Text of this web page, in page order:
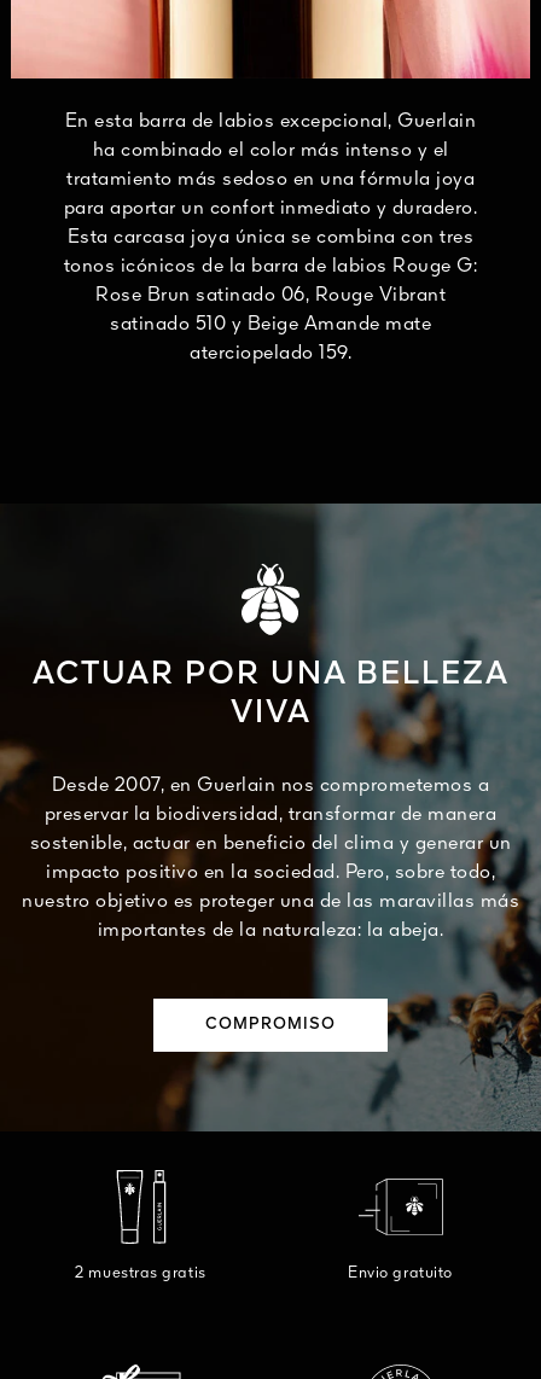
En esta barra de labios excepcional, Guerlain
ha combinado el color más intenso y el
tratamiento más sedoso en una fórmula joya
para aportar un confort inmediato y duradero.
Esta carcasa joya única se combina con tres
tonos icónicos de la barra de labios Rouge G:
Rose Brun satinado 06, Rouge Vibrant
satinado 510 y Beige Amande mate
aterciopelado 159.
ACTUAR POR UNA BELLEZA
VIVA
Desde 2007, en Guerlain nos comprometemos a
preservar la biodiversidad, transformar de manera
sostenible, actuar en beneficio del clima y generar un
impacto positivo en la sociedad. Pero, sobre todo,
nuestro objetivo es proteger una de las maravillas más
importantes de la naturaleza: la abeja.
COMPROMISO
2 muestras gratis Envio gratuito